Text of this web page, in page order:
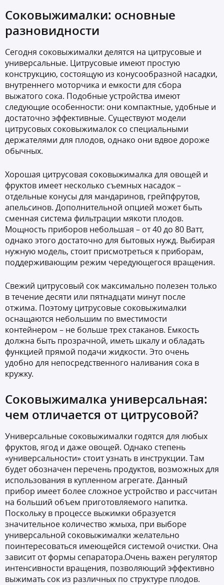
Соковыжималки: основные
разновидности
Сегодня соковыжималки делятся на цитрусовые и
универсальные. Цитрусовые имеют простую
конструкцию, состоящую из конусообразной насадки,
внутреннего моторчика и емкости для сбора
выжатого сока. Подобные устройства имеют
следующие особенности: они компактные, удобные и
достаточно эффективные. Существуют модели
цитрусовых соковыжималок со специальными
держателями для плодов, однако они вдвое дороже
обычных.
Хорошая цитрусовая соковыжималка для овощей и
фруктов имеет несколько съемных насадок –
отдельные конусы для мандаринов, грейпфрутов,
апельсинов. Дополнительной опцией может быть
сменная система фильтрации мякоти плодов.
Мощность приборов небольшая – от 40 до 80 Ватт,
однако этого достаточно для бытовых нужд. Выбирая
нужную модель, стоит присмотреться к приборам,
поддерживающим режим чередующегося вращения.
Свежий цитрусовый сок максимально полезен только
в течение десяти или пятнадцати минут после
отжима. Поэтому цитрусовые соковыжималки
оснащаются небольшим по вместимости
контейнером – не больше трех стаканов. Емкость
должна быть прозрачной, иметь шкалу и обладать
функцией прямой подачи жидкости. Это очень
удобно для непосредственного наливания сока в
кружку.
Соковыжималка универсальная:
чем отличается от цитрусовой?
Универсальные соковыжималки годятся для любых
фруктов, ягод и даже овощей. Однако степень
«универсальности» стоит узнать в инструкции. Там
будет обозначен перечень продуктов, возможных для
использования в купленном агрегате. Данный
прибор имеет более сложное устройство и рассчитан
на больший объем приготовляемого напитка.
Поскольку в процессе выжимки образуется
значительное количество жмыха, при выборе
универсальной соковыжималки желательно
поинтересоваться имеющейся системой очистки. Она
зависит от формы сепаратора.Очень важен регулятор
интенсивности вращения, позволяющий эффективно
выжимать сок из различных по структуре плодов.